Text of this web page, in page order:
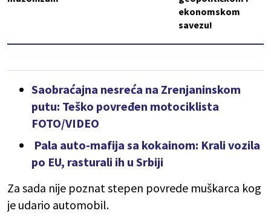
ekonomskom
savezu!
Saobraćajna nesreća na Zrenjaninskom
putu: Teško povređen motociklista
FOTO/VIDEO
Pala auto-mafija sa kokainom: Krali vozila
po EU, rasturali ih u Srbiji
Za sada nije poznat stepen povrede muškarca kog
je udario automobil.